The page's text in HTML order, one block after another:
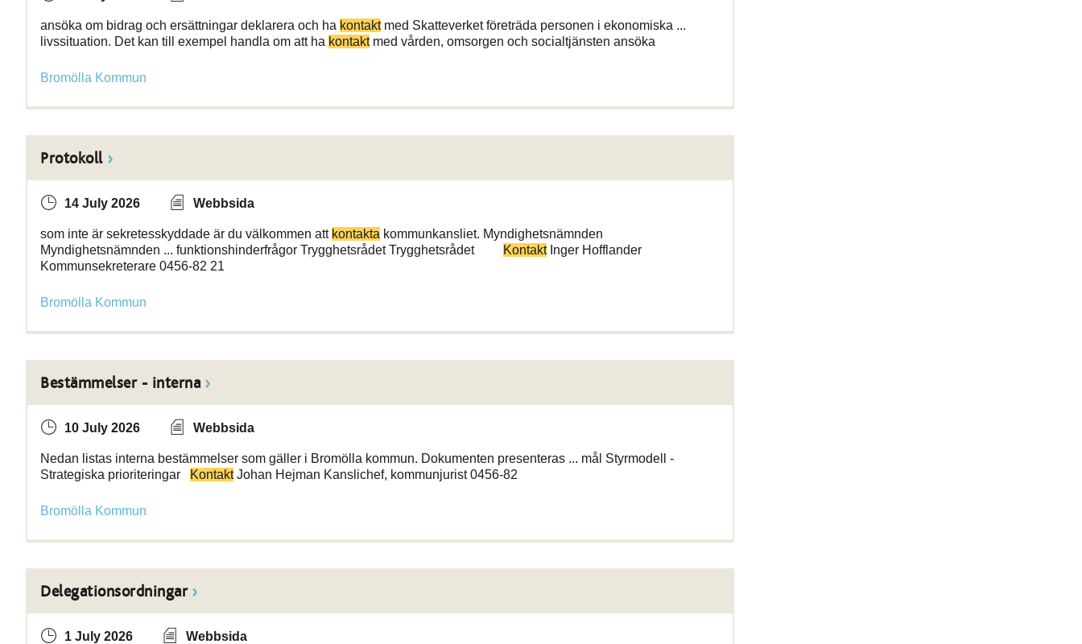
ansöka om bidrag och ersättningar deklarera och ha kontaktmed Skatteverket företräda personen i ekonomiska ...
livssituation. Det kan till exempel handla om att ha kontaktmed vården, omsorgen och socialtjänsten ansöka
Bromölla Kommun
Protokoll
14 July 2026 Webbsida
som inte är sekretesskyddade är du välkommen att kontakta kommunkansliet. Myndighetsnämnden
Myndighetsnämnden ... funktionshinderfrågor Trygghetsrådet Trygghetsrådet
KontaktInger Hofflander
Kommunsekreterare 0456-82 21
Bromölla Kommun
Bestämmelser - interna
10 July 2026 Webbsida
Nedan listas interna bestämmelser som gäller i Bromölla kommun. Dokumenten presenteras ... mål Styrmodell -
Strategiska prioriteringar
KontaktJohan Hejman Kanslichef, kommunjurist 0456-82
Bromölla Kommun
Delegationsordningar
1 July 2026 Webbsida